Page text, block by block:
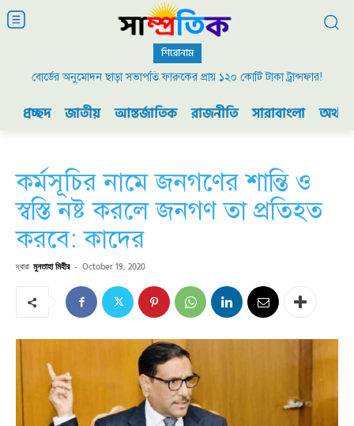
শিরোনাম
বোর্ডের অনুমোদন ছাড়া সভাপতি ফারুকের প্রায় ১২০ কোটি টাকা ট্রান্সফার!
প্রচ্ছদ জাতীয় আন্তর্জাতিক রাজনীতি সারাবাংলা
কর্মসূচির নামে জনগণের শান্তি ও
স্বস্তি নষ্ট করলে জনগণ তা প্রতিহত
করবে: কাদের
দ্বারা মুনতাহা মিহীর - October 19, 2020